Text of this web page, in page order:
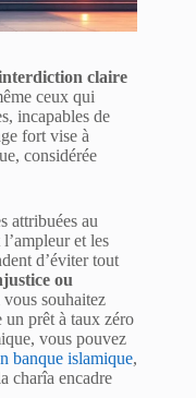
claire
ceux qui
incapables de
fort vise à
considérée
attribuées au
et les
d’éviter tout
ou
vous souhaitez
un prêt à taux zéro
vous pouvez
banque islamique,
charîa encadre